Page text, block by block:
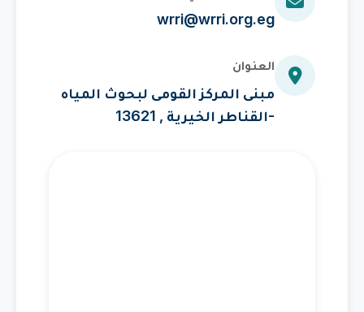
wrri@wrri.org.eg
العنوان
مبنى المركز القومى لبحوث المياه
-القناطر الخيرية , 13621